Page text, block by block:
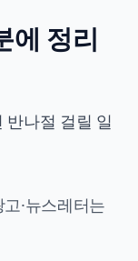
에 정리
반나절 걸릴 일
·뉴스레터는